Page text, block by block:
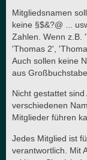
Mitgliedsnamen
keine §$&?@ ...
Zahlen. Wenn z.B.
'Thomas 2',
Auch sollen keine
aus
Nicht gestattet
verschiedenen
Mitglieder führen
Jedes Mitglied ist
verantwortlich. Mit